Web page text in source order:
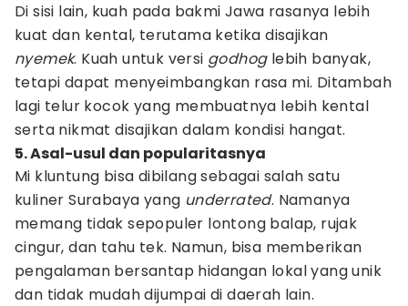
Di sisi lain, kuah pada bakmi Jawa rasanya lebih
kuat dan kental, terutama ketika disajikan
nyemek. Kuah untuk versi godhog lebih banyak,
tetapi dapat menyeimbangkan rasa mi. Ditambah
lagi telur kocok yang membuatnya lebih kental
serta nikmat disajikan dalam kondisi hangat.
5. Asal-usul dan popularitasnya
Mi kluntung bisa dibilang sebagai salah satu
kuliner Surabaya yang underrated. Namanya
memang tidak sepopuler lontong balap, rujak
cingur, dan tahu tek. Namun, bisa memberikan
pengalaman bersantap hidangan lokal yang unik
dan tidak mudah dijumpai di daerah lain.